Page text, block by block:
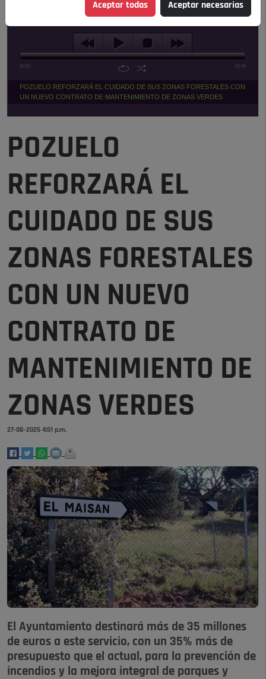
Escucha el audio de esta noticia:
00:00 02:46
POZUELO REFORZARÁ EL CUIDADO DE SUS ZONAS FORESTALES CON
UN NUEVO CONTRATO DE MANTENIMIENTO DE ZONAS VERDES
POZUELO
REFORZARÁ EL
CUIDADO DE SUS
ZONAS FORESTALES
CON UN NUEVO
CONTRATO DE
MANTENIMIENTO DE
ZONAS VERDES
27-08-2025 4:51 p.m.
El Ayuntamiento destinará más de 35 millones
de euros a este servicio, con un 35% más de
presupuesto que el actual, para la prevención de
incendios y la mejora integral de parques y
Aceptar todas Aceptar necesarias